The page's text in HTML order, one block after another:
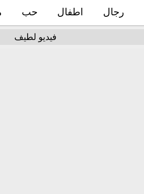
رجال اطفال حب
فيديو لطيف